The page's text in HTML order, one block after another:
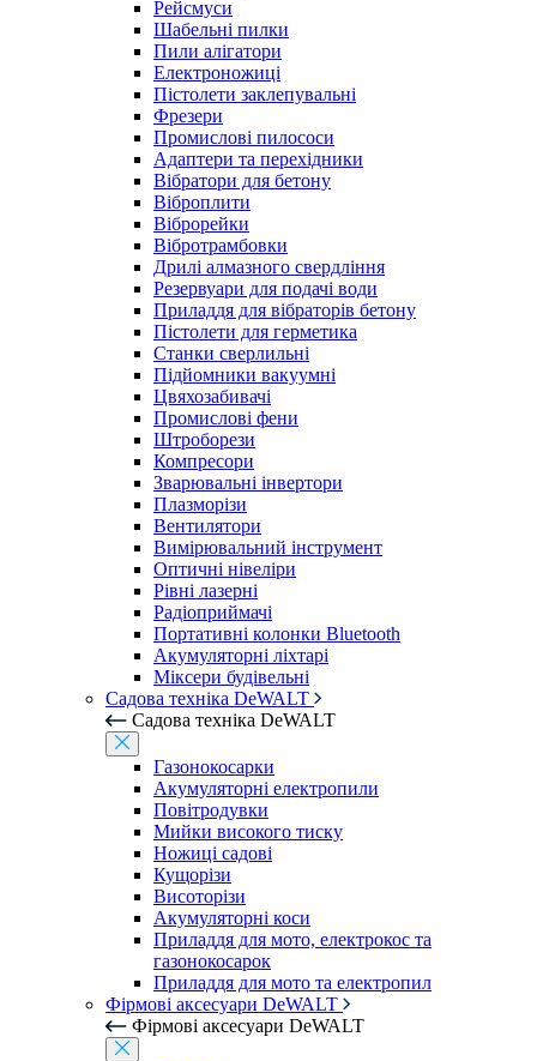
Рейсмуси
Шабельні пилки
Пили алігатори
Електроножиці
Пістолети заклепувальні
Фрезери
Промислові пилососи
Адаптери та перехідники
Вібратори для бетону
Віброплити
Віброрейки
Вібротрамбовки
Дрилі алмазного свердління
Резервуари для подачі води
Приладдя для вібраторів бетону
Пістолети для герметика
Станки сверлильні
Підйомники вакуумні
Цвяхозабивачі
Промислові фени
Штроборези
Компресори
Зварювальні інвертори
Плазморізи
Вентилятори
Вимірювальний інструмент
Оптичні нівеліри
Рівні лазерні
Радіоприймачі
Портативні колонки Bluetooth
Акумуляторні ліхтарі
Міксери будівельні
Садова техніка DeWALT
Садова техніка DeWALT
Газонокосарки
Акумуляторні електропили
Повітродувки
Мийки високого тиску
Ножиці садові
Кущорізи
Висоторізи
Акумуляторні коси
Приладдя для мото, електрокос та
газонокосарок
Приладдя для мото та електропил
Фірмові аксесуари DeWALT
Фірмові аксесуари DeWALT